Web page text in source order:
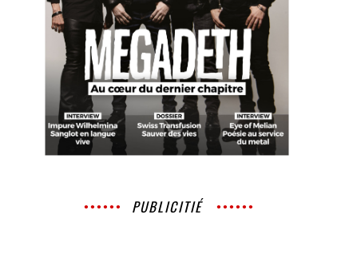
PUBLICITIÉ